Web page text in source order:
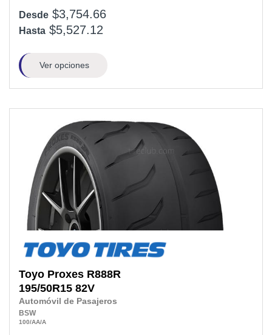
Desde $3,754.66
Hasta $5,527.12
Ver opciones
Toyo Proxes R888R
195/50R15 82V
Automóvil de Pasajeros
BSW
100/AA/A